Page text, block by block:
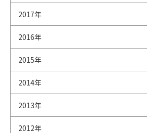
2017年
2016年
2015年
2014年
2013年
2012年